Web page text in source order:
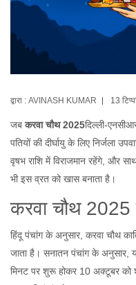
द्वारा : AVINASH KUMAR 13
जबकरवा चौथ 2025
पतियों की दीर्घायु के लिए निर्जला
वृषभ राशि में विराजमान रहेंगे, और साथ
भी इस व्रत को खास बनाता है।
करवा चौथ 2025
हिंदू पंचांग के अनुसार, करवा चौथ
जाता है। सनातन पंचांग के अनुसार,
मिनट पर शुरू होकर 10 अक्टूबर